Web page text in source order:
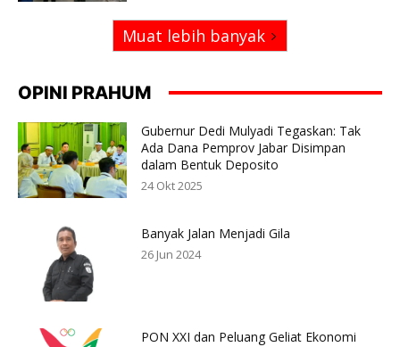
Muat lebih banyak
OPINI PRAHUM
Gubernur Dedi Mulyadi Tegaskan: Tak
Ada Dana Pemprov Jabar Disimpan
dalam Bentuk Deposito
24 Okt 2025
Banyak Jalan Menjadi Gila
26 Jun 2024
PON XXI dan Peluang Geliat Ekonomi